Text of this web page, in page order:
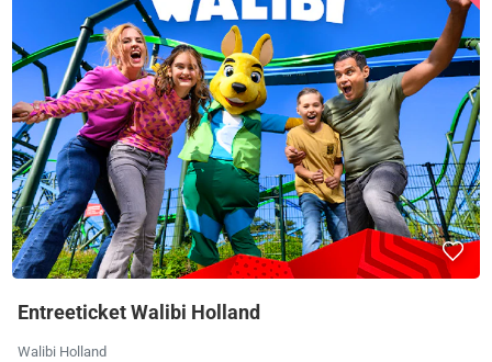
Entreeticket Walibi Holland
Walibi Holland